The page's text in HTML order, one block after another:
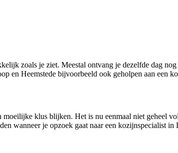
zoals je ziet. Meestal ontvang je dezelfde dag
en Heemstede bijvoorbeeld ook geholpen aan een
klus blijken. Het is nu eenmaal niet geheel
wanneer je opzoek gaat naar een kozijnspecialist